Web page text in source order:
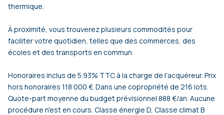
thermique.
À proximité, vous trouverez plusieurs commodités pour
faciliter votre quotidien, telles que des commerces, des
écoles et des transports en commun.
Honoraires inclus de 5.93% TTC à la charge de l'acquéreur. Prix
hors honoraires 118 000 €. Dans une copropriété de 216 lots.
Quote-part moyenne du budget prévisionnel 888 €/an. Aucune
procédure n'est en cours. Classe énergie D, Classe climat B